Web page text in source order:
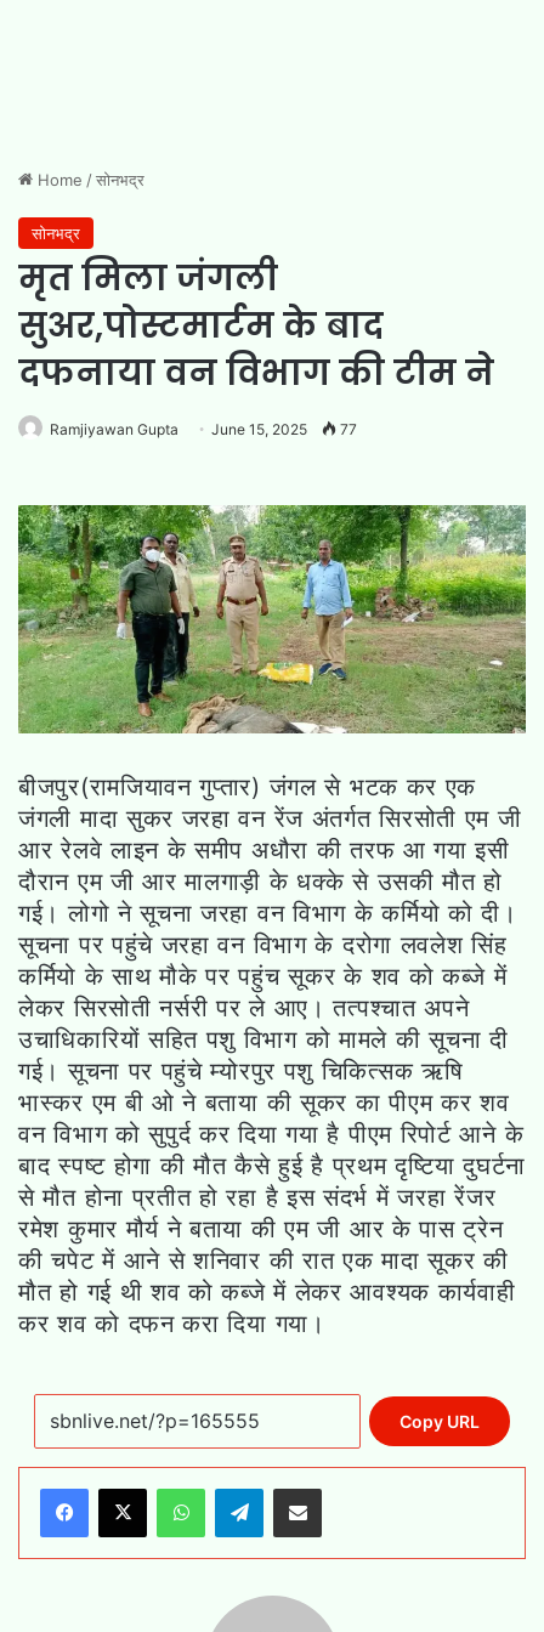
Home /सोनभद्र
सोनभद्र
मृत मिला जंगली
सुअर,पोस्टमार्टम के बाद
दफनाया वन विभाग की टीम ने
Ramjiyawan Gupta June 15, 2025 77
बीजपुर(रामजियावन गुप्तार) जंगल से भटक कर एक
जंगली मादा सुकर जरहा वन रेंज अंतर्गत सिरसोती एम जी
आर रेलवे लाइन के समीप अधौरा की तरफ आ गया इसी
दौरान एम जी आर मालगाड़ी के धक्के से उसकी मौत हो
गई। लोगो ने सूचना जरहा वन विभाग के कर्मियो को दी।
सूचना पर पहुंचे जरहा वन विभाग के दरोगा लवलेश सिंह
कर्मियो के साथ मौके पर पहुंच सूकर के शव को कब्जे में
लेकर सिरसोती नर्सरी पर ले आए। तत्पश्चात अपने
उचाधिकारियों सहित पशु विभाग को मामले की सूचना दी
गई। सूचना पर पहुंचे म्योरपुर पशु चिकित्सक ऋषि
भास्कर एम बी ओ ने बताया की सूकर का पीएम कर शव
वन विभाग को सुपुर्द कर दिया गया है पीएम रिपोर्ट आने के
बाद स्पष्ट होगा की मौत कैसे हुई है प्रथम दृष्टिया दुघर्टना
से मौत होना प्रतीत हो रहा है इस संदर्भ में जरहा रेंजर
रमेश कुमार मौर्य ने बताया की एम जी आर के पास ट्रेन
की चपेट में आने से शनिवार की रात एक मादा सूकर की
मौत हो गई थी शव को कब्जे में लेकर आवश्यक कार्यवाही
कर शव को दफन करा दिया गया।
Copy URL
WhatsAppTelegramShare via Email